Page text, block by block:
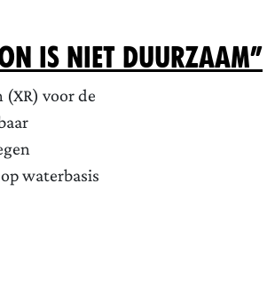
is niet duurzaam”
voor de
waterbasis